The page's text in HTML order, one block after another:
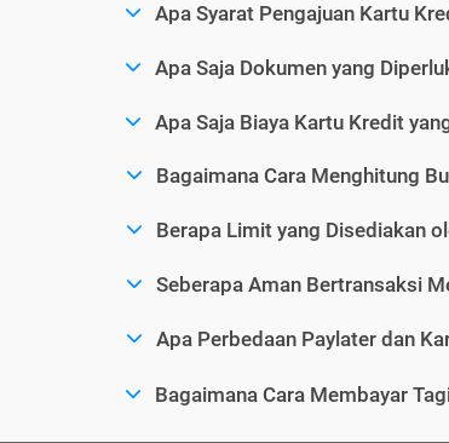
Apa Syarat Pengajuan Kartu
Apa Saja Dokumen yang
Apa Saja Biaya Kartu Kredit
Bagaimana Cara Menghitung
Berapa Limit yang Disediakan
Seberapa Aman Bertransaksi
Apa Perbedaan Paylater dan
Bagaimana Cara Membayar